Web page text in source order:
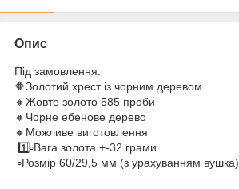
Опис
Під замовлення.
🔶Золотий хрест із чорним деревом.
🔸Жовте золото 585 проби
🔸Чорне ебенове дерево
🔸Можливе виготовлення
1️⃣▫️Вага золота +-32 грами
▫️Розмір 60/29,5 мм (з урахуванням вушка)